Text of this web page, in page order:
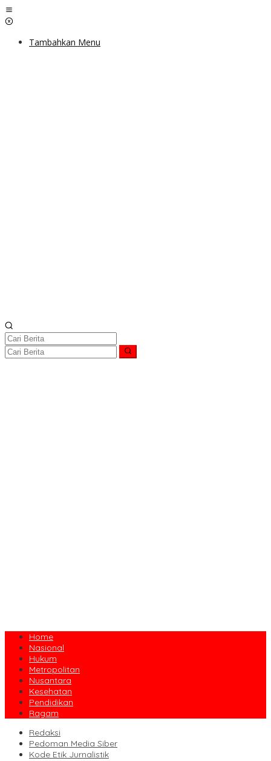
Lewati
ke
Tambahkan Menu
Home
Nasional
Hukum
Metropolitan
Nusantara
Kesehatan
Pendidikan
Ragam
Redaksi
Pedoman Media Siber
Kode Etik Jurnalistik